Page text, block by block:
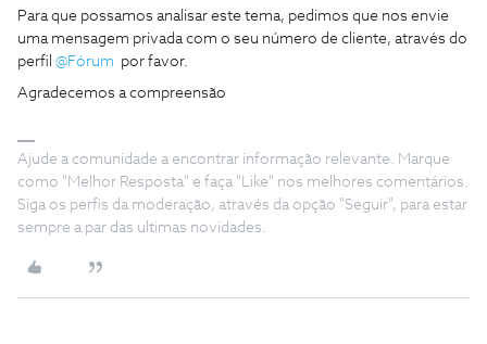
Para que possamos analisar este tema, pedimos que nos envie
uma mensagem privada com o seu número de cliente, através do
perfil @Fórum por favor.
Agradecemos a compreensão
Ajude a comunidade a encontrar informação relevante. Marque
como "Melhor Resposta" e faça "Like" nos melhores comentários.
Siga os perfis da moderação, através da opção "Seguir", para estar
sempre a par das ultimas novidades.